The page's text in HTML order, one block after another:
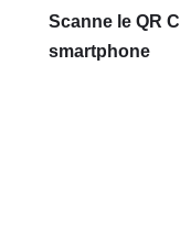
Scanne le QR
smartphone